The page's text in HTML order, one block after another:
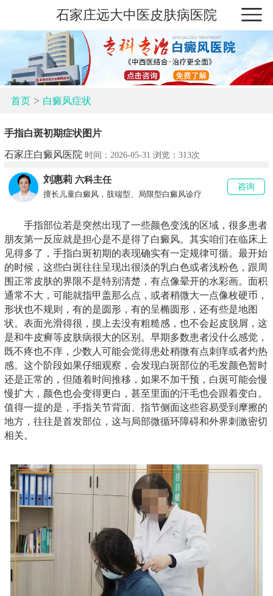
石家庄远大中医皮肤病医院
首页> 白癜风症状
手指白斑初期症状图片
石家庄白癜风医院 时间：2026-05-31 浏览： 313次
刘惠莉 六科主任
擅长儿童白癜风，肢端型、局限型白癜风诊疗
咨询
手指部位若是突然出现了一些颜色变浅的区域，很多患者
朋友第一反应就是担心是不是得了白癜风。其实咱们在临床上
见得多了，手指白斑初期的表现确实有一定规律可循。最开始
的时候，这些白斑往往呈现出很淡的乳白色或者浅粉色，跟周
围正常皮肤的界限不是特别清楚，有点像晕开的水彩画。面积
通常不大，可能就指甲盖那么点，或者稍微大一点像枚硬币，
形状也不规则，有的是圆形，有的呈椭圆形，还有些是地图
状。表面光滑得很，摸上去没有粗糙感，也不会起皮脱屑，这
是和牛皮癣等皮肤病很大的区别。早期多数患者没什么感觉，
既不疼也不痒，少数人可能会觉得患处稍微有点刺痒或者灼热
感。这个阶段如果仔细观察，会发现白斑部位的毛发颜色暂时
还是正常的，但随着时间推移，如果不加干预，白斑可能会慢
慢扩大，颜色也会变得更白，甚至里面的汗毛也会跟着变白。
值得一提的是，手指关节背面、指节侧面这些容易受到摩擦的
地方，往往是首发部位，这与局部微循环障碍和外界刺激密切
相关。